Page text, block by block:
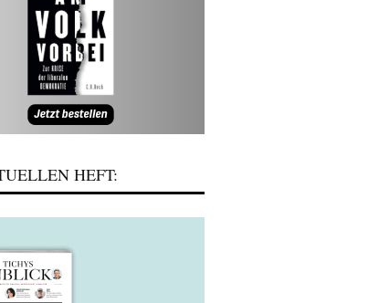
HEFT: